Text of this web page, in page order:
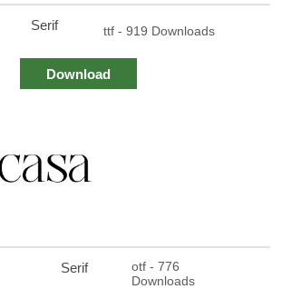
Serif ttf - 919 Downloads
Download
Serif
otf - 776
Downloads